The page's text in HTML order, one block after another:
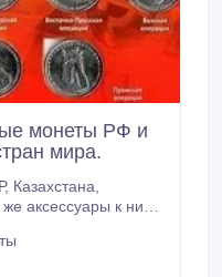
монеты РФ и
мира.
- 1350 руб.
юб.монет СССР